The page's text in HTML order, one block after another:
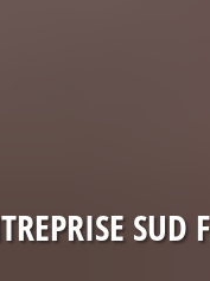
SUD